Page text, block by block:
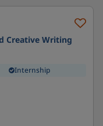
Creative Writing
Internship